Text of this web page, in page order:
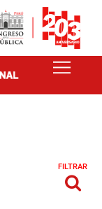
FILTRAR